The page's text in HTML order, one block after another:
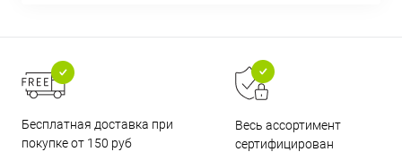
Бесплатная доставка при
покупке от 150 руб
Весь ассортимент
сертифицирован